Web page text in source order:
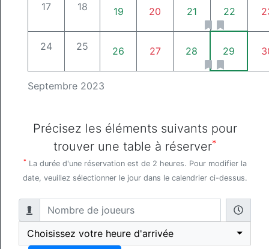
Septembre 2023
17 18 19 20 21 22
24 25 26 27 28 29
Précisez les éléments suivants pour
trouver une table à réserver*
* La durée d'une réservation est de 2 heures. Pour modifier la
date, veuillez sélectionner le jour dans le calendrier ci-dessus.
Choisissez votre heure d'arrivée